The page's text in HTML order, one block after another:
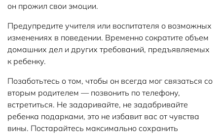
он прожил свои эмоции.
Предупредите учителя или воспитателя о возможных
изменениях в поведении. Временно сократите объем
домашних дел и других требований, предъявляемых
к ребенку.
Позаботьтесь о том, чтобы он всегда мог связаться со
вторым родителем — позвонить по телефону,
встретиться. Не задаривайте, не задабривайте
ребенка подарками, это не избавит вас от чувства
вины. Постарайтесь максимально сохранить